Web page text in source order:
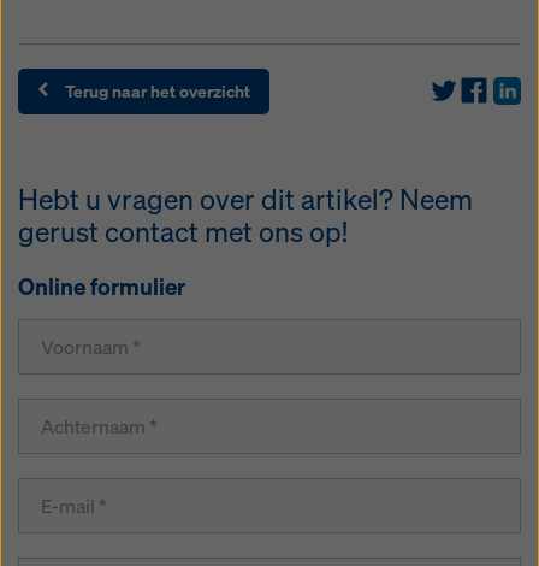
Terug naar het overzicht
Hebt u vragen over dit artikel? Neem
gerust contact met ons op!
Online formulier